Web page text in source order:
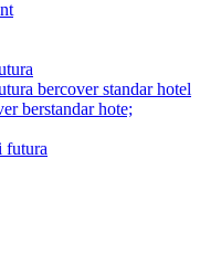
bercover standar hotel
berstandar hote;
futura